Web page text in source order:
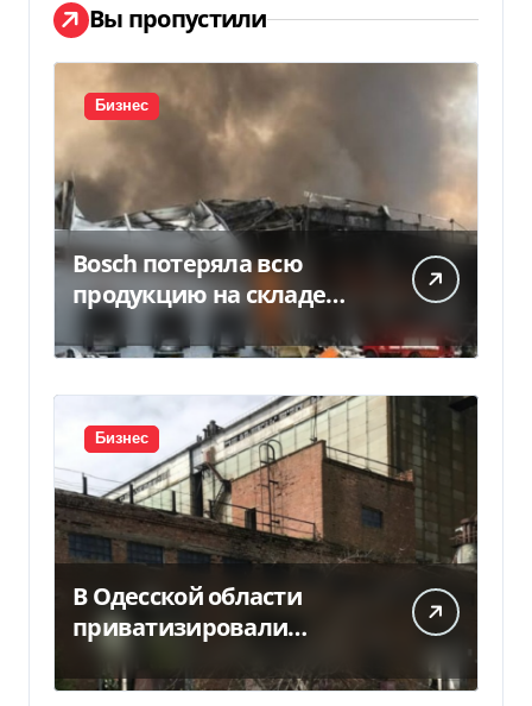
Вы пропустили
Бизнес
Bosch потеряла всю
продукцию на складе
Бизнес
В Одесской области
приватизировали
«Хлебную базу №77» за
5,7 млн грн